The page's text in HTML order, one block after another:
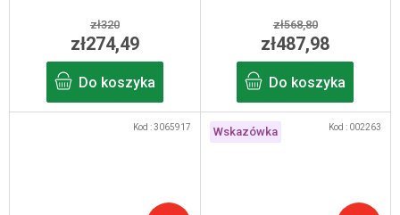
zł320
zł274,49
Do koszyka
zł568,80
zł487,98
Do koszyka
Kod :3065917 Wskazówka Kod : 002263